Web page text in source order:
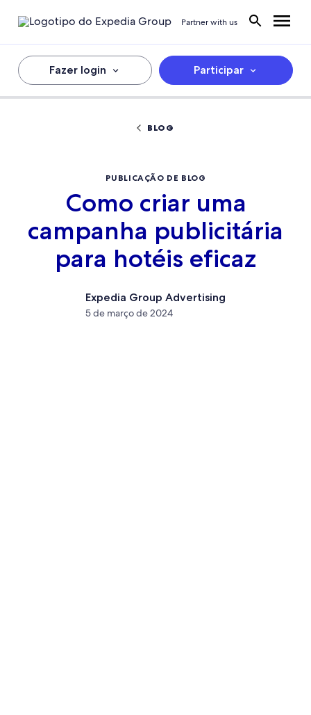
Partner with us
Fazer login Participar
BLOG
PUBLICAÇÃO DE BLOG
Como criar uma
campanha publicitária
para hotéis eficaz
Expedia Group Advertising
5 de março de 2024